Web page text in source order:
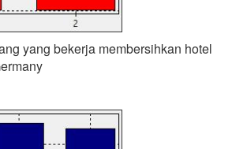
yang bekerja membersihkan hotel